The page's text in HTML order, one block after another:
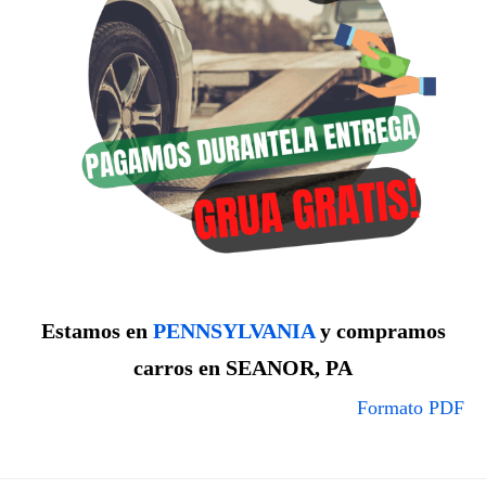
Estamos en PENNSYLVANIAy compramos
carros en SEANOR, PA
Formato PDF